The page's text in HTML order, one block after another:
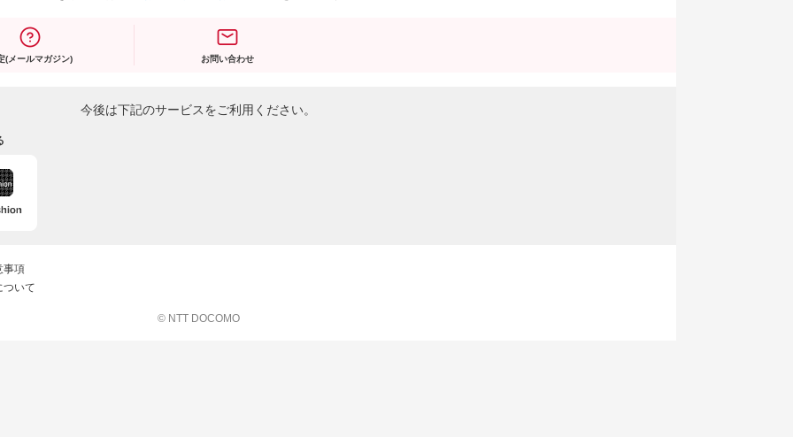
(メールマガジン) お問い合わせ
今後は下記のサービスをご利用ください。
事項
ついて
© NTT DOCOMO